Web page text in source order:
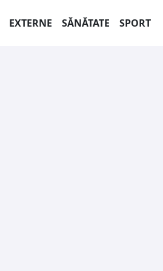
EXTERNE SĂNĂTATE SPORT